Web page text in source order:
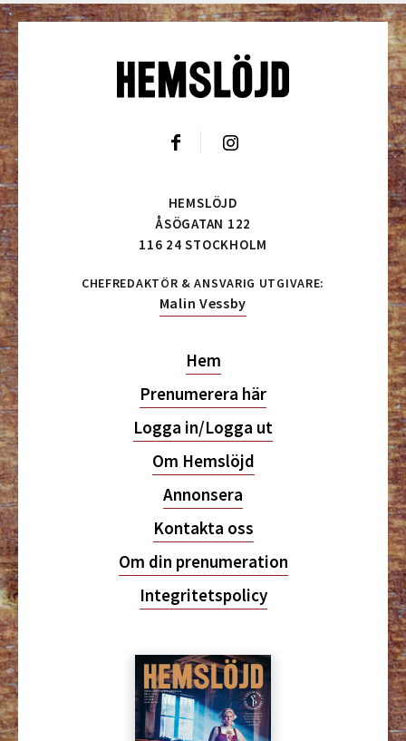
HEMSLÖJD
ÅSÖGATAN 122
116 24 STOCKHOLM
CHEFREDAKTÖR & ANSVARIG UTGIVARE:
Malin Vessby
Hem
Prenumerera här
Logga in/Logga ut
Om Hemslöjd
Annonsera
Kontakta oss
Om din prenumeration
Integritetspolicy